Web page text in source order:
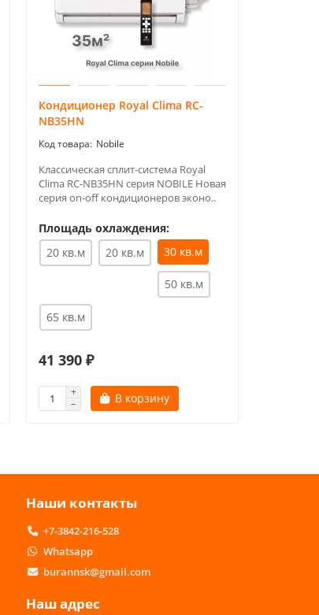
Кондиционер Royal Clima RC-
NB35HN
Nobile
Классическая сплит-система Royal
Clima RC-NB35HN серия NOBILE Новая
серия on-off кондиционеров эконо..
Площадь охлаждения:
20 кв.м
20 кв.м 30 кв.м
50 кв.м
65 кв.м
41 390 ₽
В корзину
Наши контакты
+7-3842-216-528
Whatsapp
burannsk@gmail.com
Наш адрес